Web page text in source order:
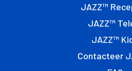
JAZZ™
JAZZ™
JAZZ™
Contacteer